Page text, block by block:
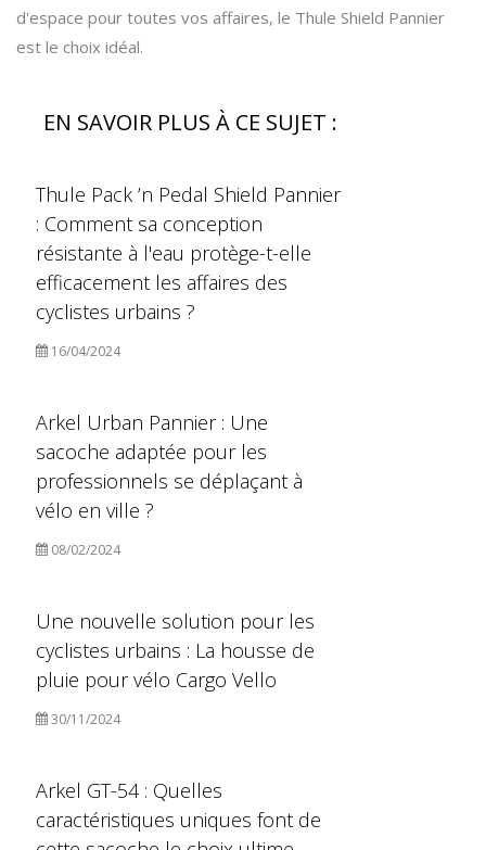
d'espace pour toutes vos affaires, le Thule Shield Pannier
est le choix idéal.
EN SAVOIR PLUS À CE SUJET :
Thule Pack ’n Pedal Shield Pannier
: Comment sa conception
résistante à l'eau protège-t-elle
efficacement les affaires des
cyclistes urbains ?
16/04/2024
Arkel Urban Pannier : Une
sacoche adaptée pour les
professionnels se déplaçant à
vélo en ville ?
08/02/2024
Une nouvelle solution pour les
cyclistes urbains : La housse de
pluie pour vélo Cargo Vello
30/11/2024
Arkel GT-54 : Quelles
caractéristiques uniques font de